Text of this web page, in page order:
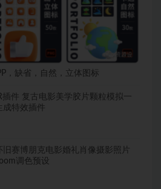
，缺省，自然，立体图标
插件 复古电影美学胶片颗粒模拟一
成特效插件
旧赛博朋克电影婚礼肖像摄影照片
调色预设